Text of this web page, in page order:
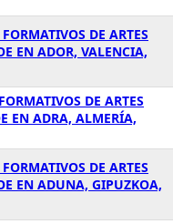
DE ARTES
EN ADOR, VALENCIA,
DE ARTES
EN ADRA, ALMERÍA,
DE ARTES
EN ADUNA, GIPUZKOA,